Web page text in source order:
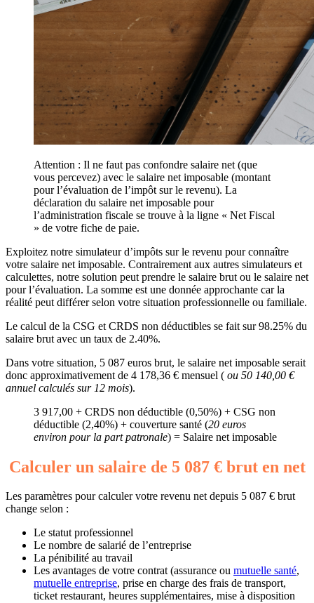
Attention : Il ne faut pas confondre salaire net (que
vous percevez) avec le salaire net imposable (montant
pour l’évaluation de l’impôt sur le revenu). La
déclaration du salaire net imposable pour
l’administration fiscale se trouve à la ligne « Net Fiscal
» de votre fiche de paie.
Exploitez notre simulateur d’impôts sur le revenu pour connaître
votre salaire net imposable. Contrairement aux autres simulateurs et
calculettes, notre solution peut prendre le salaire brut ou le salaire net
pour l’évaluation. La somme est une donnée approchante car la
réalité peut différer selon votre situation professionnelle ou familiale.
Le calcul de la CSG et CRDS non déductibles se fait sur 98.25% du
salaire brut avec un taux de 2.40%.
Dans votre situation, 5 087 euros brut, le salaire net imposable serait
donc approximativement de 4 178,36 € mensuel ( ou 50 140,00 €
annuel calculés sur 12 mois).
3 917,00 + CRDS non déductible (0,50%) + CSG non
déductible (2,40%) + couverture santé (20 euros
environ pour la part patronale) = Salaire net imposable
Calculer un salaire de 5 087 € brut en net
Les paramètres pour calculer votre revenu net depuis 5 087 € brut
change selon :
Le statut professionnel
Le nombre de salarié de l’entreprise
La pénibilité au travail
Les avantages de votre contrat (assurance ou mutuelle santé,
mutuelle entreprise, prise en charge des frais de transport,
ticket restaurant, heures supplémentaires, mise à disposition